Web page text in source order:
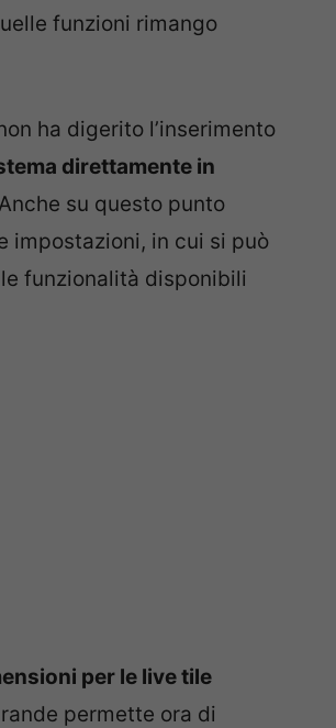
funzioni rimango
ha digerito l’inserimento
direttamente in
su questo punto
impostazioni, in cui si può
funzionalità disponibili
per le live tile
permette ora di